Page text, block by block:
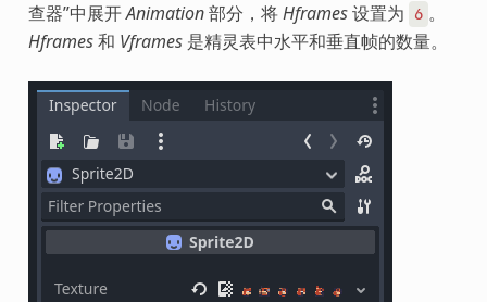
查器”中展开Animation部分，将Hframes设置为 6 。
Hframes和 Vframes是精灵表中水平和垂直帧的数量。